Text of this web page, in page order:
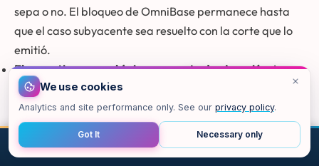
sepa o no. El bloqueo de OmniBase permanece hasta
que el caso subyacente sea resuelto con la corte que lo
emitió.
El operativo no es el único momento de ejecución.Los
agentes pueden ejecutar una orden en cualquier
momento, no solo durante el operativo anual. El
operativo es un período de mayor actividad, pero la
autoridad legal para arrestar por una orden pendiente
LLAMAR CORREO CHAT MAPA ARRIBA
We use cookies
Analytics and site performance only. See our privacy policy.
Got It Necessary only